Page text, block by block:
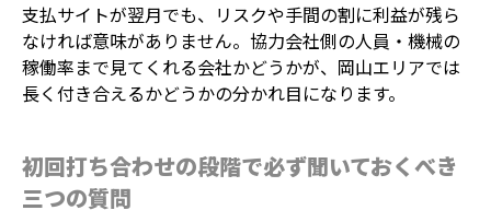
支払サイトが翌月でも、リスクや手間の割に利益が残ら
なければ意味がありません。協力会社側の人員・機械の
稼働率まで見てくれる会社かどうかが、岡山エリアでは
長く付き合えるかどうかの分かれ目になります。
初回打ち合わせの段階で必ず聞いておくべき
三つの質問